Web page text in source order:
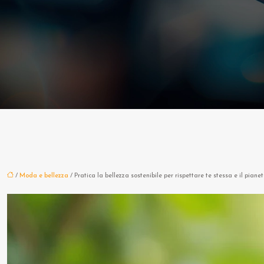
/ Moda e bellezza / Pratica la bellezza sostenibile per rispettare te stessa e il